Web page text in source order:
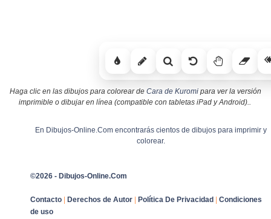
Haga clic en las dibujos para colorear de Cara de Kuromi para ver la versión
imprimible o dibujar en línea (compatible con tabletas iPad y Android)..
En Dibujos-Online.Com encontrarás cientos de dibujos para imprimir y
colorear.
©2026 - Dibujos-Online.Com
Contacto Derechos de Autor Política De Privacidad
Condiciones
de uso